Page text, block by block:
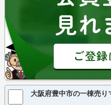
大阪府豊中市の一棟売り